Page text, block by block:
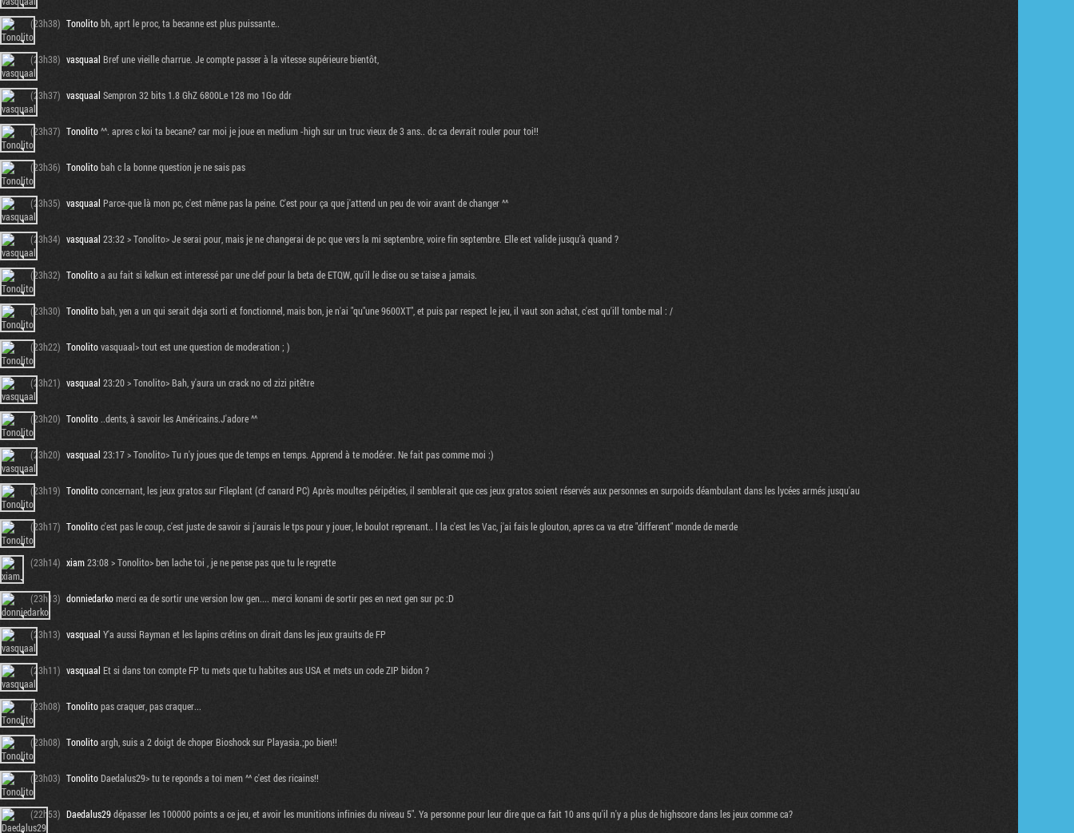
(23h38) Tonolitobh, aprt le proc, ta becanne est plus puissante..
(23h38) vasquaal Bref une vieille charrue. Je compte passer à la vitesse supérieure bientôt,
(23h37) vasquaal Sempron 32 bits 1.8 GhZ 6800Le 128 mo 1Go ddr
(23h37) Tonolito^^. apres c koi ta becane? car moi je joue en medium -high sur un truc vieux de 3 ans.. dc ca devrait rouler pour toi!!
(23h36) Tonolitobah c la bonne question je ne sais pas
(23h35) vasquaal Parce-que là mon pc, c'est même pas la peine. C'est pour ça que j'attend un peu de voir avant de changer ^^
(23h34) vasquaal 23:32 > Tonolito> Je serai pour, mais je ne changerai de pc que vers la mi septembre, voire fin septembre. Elle est valide jusqu'à quand ?
(23h32) Tonolitoa au fait si kelkun est interessé par une clef pour la beta de ETQW, qu'il le dise ou se taise a jamais.
(23h30) Tonolitobah, yen a un qui serait deja sorti et fonctionnel, mais bon, je n'ai "qu"une 9600XT", et puis par respect le jeu, il vaut son achat, c'est qu'ill tombe mal : /
(23h22) Tonolitovasquaal> tout est une question de moderation ; )
(23h21) vasquaal 23:20 > Tonolito> Bah, y'aura un crack no cd zizi pitêtre
(23h20) Tonolito ..dents, à savoir les Américains.J'adore ^^
(23h20) vasquaal 23:17 > Tonolito> Tu n'y joues que de temps en temps. Apprend à te modérer. Ne fait pas comme moi :)
(23h19) Tonolitoconcernant, les jeux gratos sur Fileplant (cf canard PC) Après moultes péripéties, il semblerait que ces jeux gratos soient réservés aux personnes en surpoids déambulant dans les lycées armés jusqu'au
(23h17) Tonolitoc'est pas le coup, c'est juste de savoir si j'aurais le tps pour y jouer, le boulot reprenant.. l la c'est les Vac, j'ai fais le glouton, apres ca va etre "different" monde de merde
(23h14) xiam23:08 > Tonolito> ben lache toi , je ne pense pas que tu le regrette
(23h13) donniedarkomerci ea de sortir une version low gen.... merci konami de sortir pes en next gen sur pc :D
(23h13) vasquaal Y'a aussi Rayman et les lapins crétins on dirait dans les jeux grauits de FP
(23h11) vasquaal Et si dans ton compte FP tu mets que tu habites aus USA et mets un code ZIP bidon ?
(23h08) Tonolitopas craquer, pas craquer...
(23h08) Tonolitoargh, suis a 2 doigt de choper Bioshock sur Playasia.;po bien!!
(23h03) TonolitoDaedalus29> tu te reponds a toi mem ^^ c'est des ricains!!
(22h53) Daedalus29dépasser les 100000 points a ce jeu, et avoir les munitions infinies du niveau 5". Ya personne pour leur dire que ca fait 10 ans qu'il n'y a plus de highscore dans les jeux comme ca?